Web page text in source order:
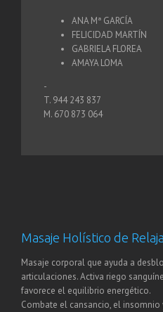
ANA Mª GARCÍA
FELICIDAD MARTÍN
GABRIELA FLOREA
AMAYA LOMA
-
T. 944 243 837
M. 670 873 064
Masaje Holístico de
Masaje corporal que ayuda a
articulaciones. Activa riego
favorece el equilibrio energético.
Combate el cansancio, el insomnio